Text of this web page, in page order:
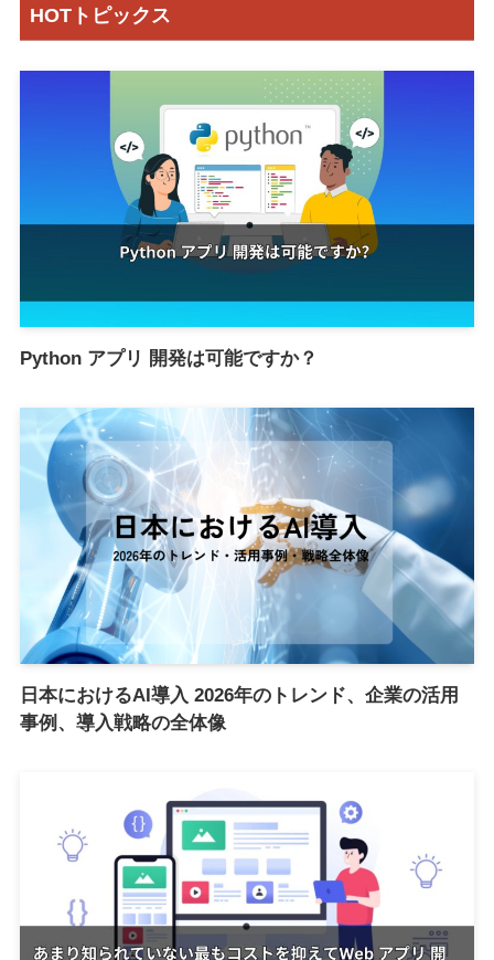
HOTトピックス
Python アプリ 開発は可能ですか？
日本におけるAI導入 2026年のトレンド、企業の活用
事例、導入戦略の全体像